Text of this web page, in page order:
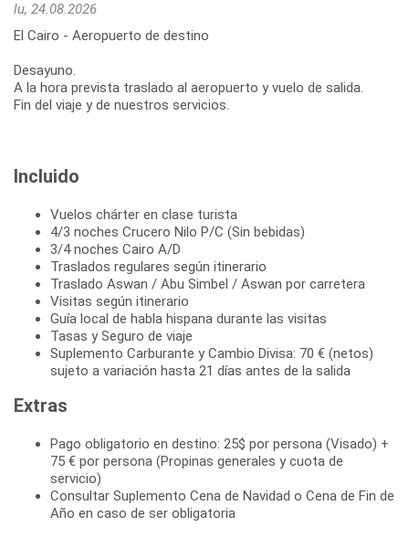
lu, 24.08.2026
El Cairo - Aeropuerto de destino
Desayuno.
A la hora prevista traslado al aeropuerto y vuelo de salida.
Fin del viaje y de nuestros servicios.
Incluido
Vuelos chárter en clase turista
4/3 noches Crucero Nilo P/C (Sin bebidas)
3/4 noches Cairo A/D
Traslados regulares según itinerario
Traslado Aswan / Abu Simbel / Aswan por carretera
Visitas según itinerario
Guía local de habla hispana durante las visitas
Tasas y Seguro de viaje
Suplemento Carburante y Cambio Divisa: 70 € (netos)
sujeto a variación hasta 21 días antes de la salida
Extras
Pago obligatorio en destino: 25$ por persona (Visado) +
75 € por persona (Propinas generales y cuota de
servicio)
Consultar Suplemento Cena de Navidad o Cena de Fin de
Año en caso de ser obligatoria